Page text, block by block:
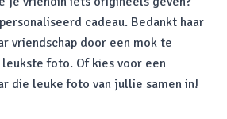
cadeau. Bedankt haar
vriendschap door een mok te
foto. Of kies voor een
die leuke foto van jullie samen in!